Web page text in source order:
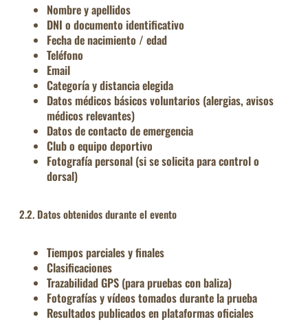
Nombre y apellidos
DNI o documento identificativo
Fecha de nacimiento / edad
Teléfono
Email
Categoría y distancia elegida
Datos médicos básicos voluntarios (alergias, avisos
médicos relevantes)
Datos de contacto de emergencia
Club o equipo deportivo
Fotografía personal (si se solicita para control o
dorsal)
2.2. Datos obtenidos durante el evento
Tiempos parciales y finales
Clasificaciones
Trazabilidad GPS (para pruebas con baliza)
Fotografías y vídeos tomados durante la prueba
Resultados publicados en plataformas oficiales